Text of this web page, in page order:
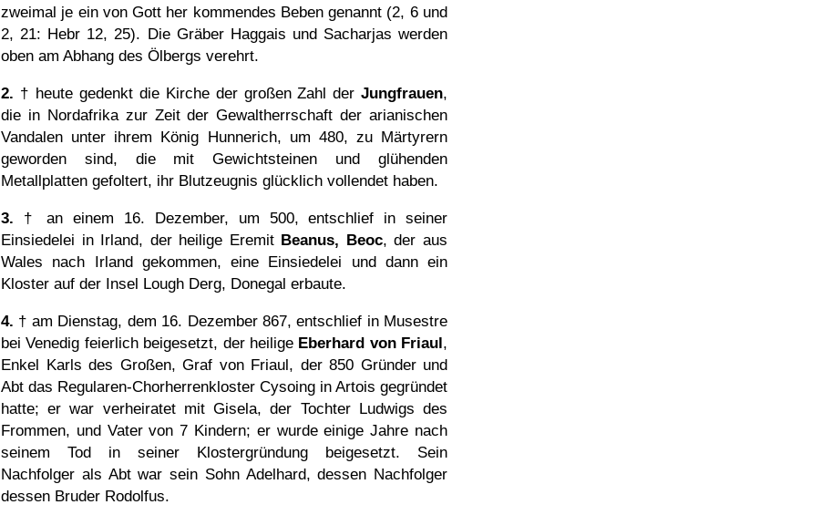
zweimal je ein von Gott her kommendes Beben genannt (2, 6 und
2, 21: Hebr 12, 25). Die Gräber Haggais und Sacharjas werden
oben am Abhang des Ölbergs verehrt.
2. † heute gedenkt die Kirche der großen Zahl der Jungfrauen,
die in Nordafrika zur Zeit der Gewaltherrschaft der arianischen
Vandalen unter ihrem König Hunnerich, um 480, zu Märtyrern
geworden sind, die mit Gewichtsteinen und glühenden
Metallplatten gefoltert, ihr Blutzeugnis glücklich vollendet haben.
3. † an einem 16. Dezember, um 500, entschlief in seiner
Einsiedelei in Irland, der heilige Eremit Beanus, Beoc, der aus
Wales nach Irland gekommen, eine Einsiedelei und dann ein
Kloster auf der Insel Lough Derg, Donegal erbaute.
4. † am Dienstag, dem 16. Dezember 867, entschlief in Musestre
bei Venedig feierlich beigesetzt, der heilige Eberhard von Friaul,
Enkel Karls des Großen, Graf von Friaul, der 850 Gründer und
Abt das Regularen-Chorherrenkloster Cysoing in Artois gegründet
hatte; er war verheiratet mit Gisela, der Tochter Ludwigs des
Frommen, und Vater von 7 Kindern; er wurde einige Jahre nach
seinem Tod in seiner Klostergründung beigesetzt. Sein
Nachfolger als Abt war sein Sohn Adelhard, dessen Nachfolger
dessen Bruder Rodolfus.